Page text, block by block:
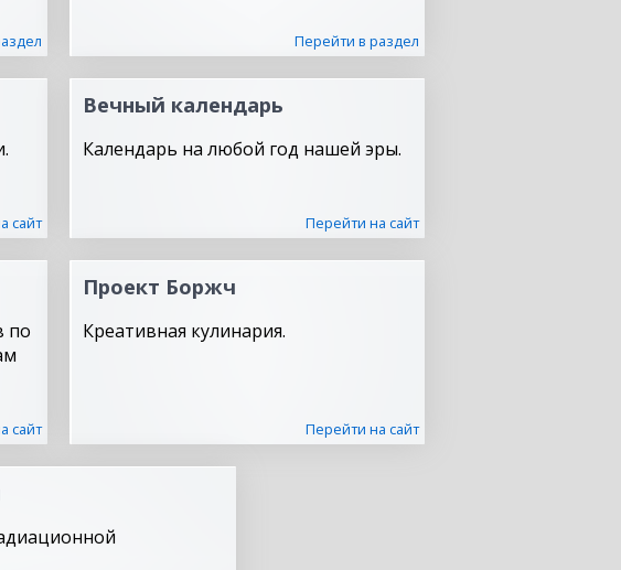
Перейти в раздел
сайт
Вечный календарь
Календарь на любой год нашей эры.
Перейти на сайт
по
сайт
Проект Боржч
Креативная кулинария.
Перейти на сайт